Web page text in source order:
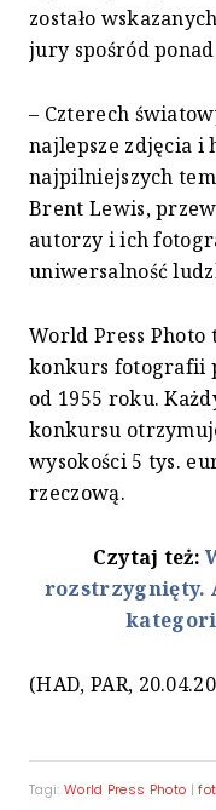
zostało
jury spośród ponad
– Czterech
najlepsze zdjęcia i
najpilniejszych
Brent Lewis,
autorzy i ich
uniwersalność
World Press
konkurs fotografii
od 1955 roku.
konkursu
wysokości 5 tys.
rzeczową.
Czytaj też:
rozstrzygnięty.
(HAD, PAR,
Tagi: World Press Photo |